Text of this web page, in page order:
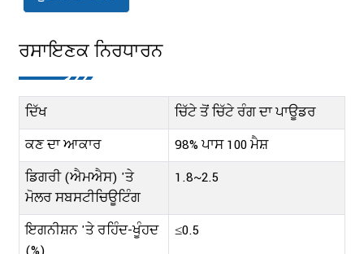
ਰਸਾਇਣਕ ਨਿਰਧਾਰਨ
ਦਿੱਖ
ਚਿੱਟੇ ਤੋਂ ਚਿੱਟੇ ਰੰਗ ਦਾ ਪਾਊਡਰ
ਕਣ ਦਾ ਆਕਾਰ
98% ਪਾਸ 100 ਮੈਸ਼
ਡਿਗਰੀ (ਐਮਐਸ) 'ਤੇ
ਮੋਲਰ ਸਬਸਟੀਚਿਊਟਿੰਗ
1.8~2.5
ਇਗਨੀਸ਼ਨ 'ਤੇ ਰਹਿੰਦ-ਖੂੰਹਦ
≤0.5